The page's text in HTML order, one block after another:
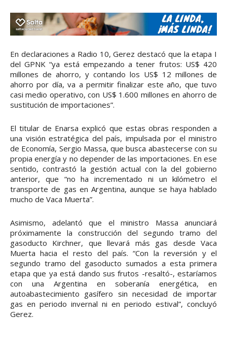
En declaraciones a Radio 10, Gerez destacó que la etapa I
del GPNK “ya está empezando a tener frutos: US$ 420
millones de ahorro, y contando los US$ 12 millones de
ahorro por día, va a permitir finalizar este año, que tuvo
casi medio operativo, con US$ 1.600 millones en ahorro de
sustitución de importaciones”.
El titular de Enarsa explicó que estas obras responden a
una visión estratégica del país, impulsada por el ministro
de Economía, Sergio Massa, que busca abastecerse con su
propia energía y no depender de las importaciones. En ese
sentido, contrastó la gestión actual con la del gobierno
anterior, que “no ha incrementado ni un kilómetro el
transporte de gas en Argentina, aunque se haya hablado
mucho de Vaca Muerta”.
Asimismo, adelantó que el ministro Massa anunciará
próximamente la construcción del segundo tramo del
gasoducto Kirchner, que llevará más gas desde Vaca
Muerta hacia el resto del país. “Con la reversión y el
segundo tramo del gasoducto sumados a esta primera
etapa que ya está dando sus frutos -resaltó-, estaríamos
con una Argentina en soberanía energética, en
autoabastecimiento gasífero sin necesidad de importar
gas en periodo invernal ni en periodo estival”, concluyó
Gerez.